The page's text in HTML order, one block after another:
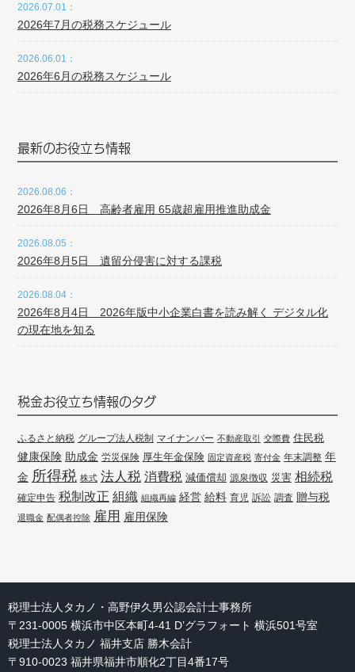
2026.07.01：
2026年7月の税務スケジュール
2026.06.01：
2026年6月の税務スケジュール
最新のお役立ち情報
2026.08.06：
2026年8月6日 高齢者雇用 65歳超雇用推進助成金
2026.08.05：
2026年8月5日 遺留分侵害に対する課税
2026.08.04：
2026年8月4日 2026年版中小企業白書を読み解く デジタル化
の現在地を知る
税金お役立ち情報のタグ
ふるさと納税 グループ法人税制 マイナンバー 不動産取引 交際費 住民税
健康保険 助成金 労災保険 厚生年金保険 固定資産税 寄付金 年末調整 年
金 所得税 株式 法人税 消費税 減価償却 源泉徴収 災害 相続税
確定申告 税制改正 組織 組織再編 経営 給料 育児 訴訟 調査 贈与税
退職金 配偶者控除 雇用 雇用保険
税理士法人タカノ・高野伊久男公認会計士事務所
〒231-0005 横浜市中区本町4-41 D’グラフォート 横浜501号室
税理士法人タカノ 福井支店 勝木会計
〒910-0023 福井県福井市順化2丁目4番17号